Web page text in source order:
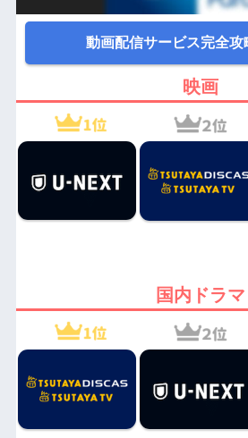
動画配信サービス完全攻
映画
国内ドラマ